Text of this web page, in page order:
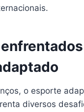
o esporte
diversos